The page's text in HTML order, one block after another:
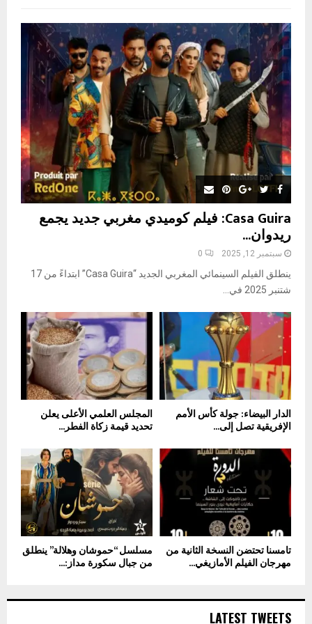
o
r
R
C
Casa Guira: فيلم كوميدي مغربي جديد يجمع
ريدوان...
سبتمبر 12, 2025 0
ينطلق الفيلم السينمائي المغربي الجديد “Casa Guira” ابتداءً من 17
شتنبر 2025 في...
المجلس العلمي الأعلى يعلن
تحديد قيمة زكاة الفطر...
الدار البيضاء: جولة كأس الأمم
الإفريقية تصل إلى...
مسلسل “حموشان وهلالة” ينطلق
من جبال سكورة مداز:...
تامسنا تحتضن النسخة الثانية من
مهرجان الفيلم الأمازيغي...
LATEST TWEETS